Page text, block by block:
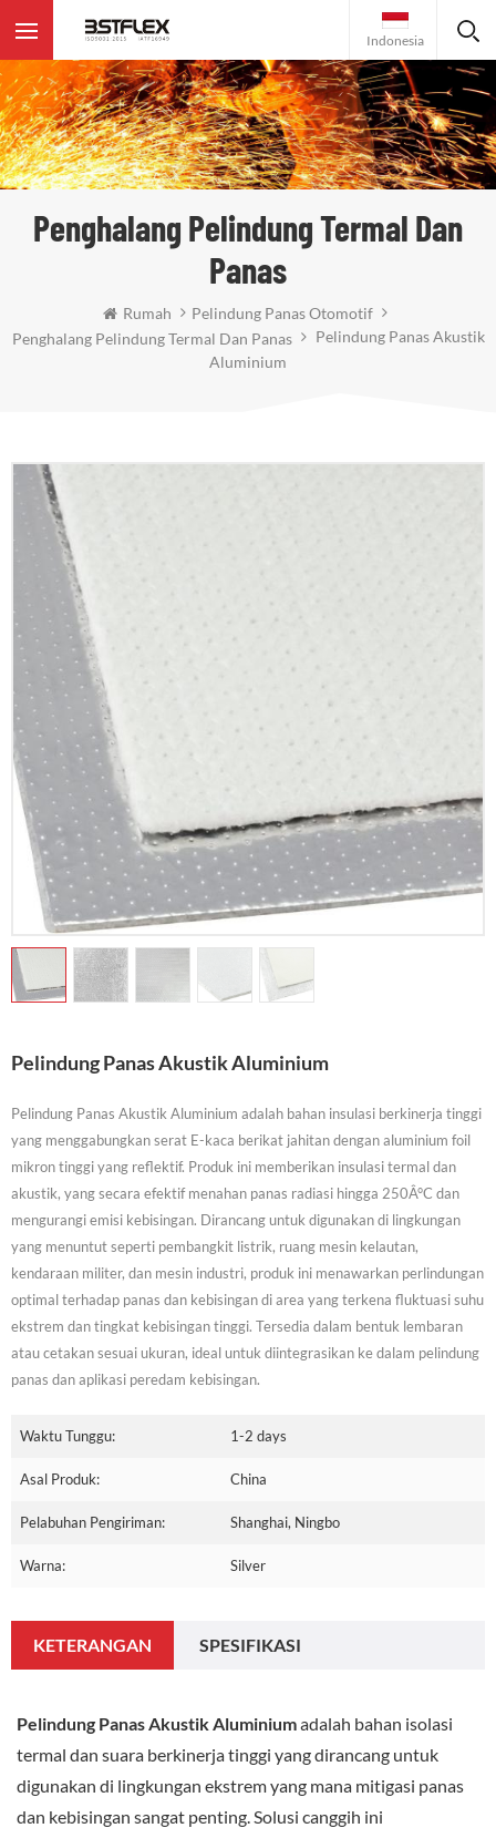
Indonesia
Penghalang Pelindung Termal Dan
Panas
Rumah
Pelindung Panas Otomotif
Penghalang Pelindung Termal Dan Panas
Pelindung Panas Akustik
Aluminium
Pelindung Panas Akustik Aluminium
Pelindung Panas Akustik Aluminium adalah bahan insulasi berkinerja tinggi
yang menggabungkan serat E-kaca berikat jahitan dengan aluminium foil
mikron tinggi yang reflektif. Produk ini memberikan insulasi termal dan
akustik, yang secara efektif menahan panas radiasi hingga 250Â°C dan
mengurangi emisi kebisingan. Dirancang untuk digunakan di lingkungan
yang menuntut seperti pembangkit listrik, ruang mesin kelautan,
kendaraan militer, dan mesin industri, produk ini menawarkan perlindungan
optimal terhadap panas dan kebisingan di area yang terkena fluktuasi suhu
ekstrem dan tingkat kebisingan tinggi. Tersedia dalam bentuk lembaran
atau cetakan sesuai ukuran, ideal untuk diintegrasikan ke dalam pelindung
panas dan aplikasi peredam kebisingan.
Waktu Tunggu: 1-2 days
Asal Produk: China
Pelabuhan Pengiriman: Shanghai, Ningbo
Warna: Silver
KETERANGAN SPESIFIKASI
Pelindung Panas Akustik Aluminiumadalah bahan isolasi
termal dan suara berkinerja tinggi yang dirancang untuk
digunakan di lingkungan ekstrem yang mana mitigasi panas
dan kebisingan sangat penting. Solusi canggih ini